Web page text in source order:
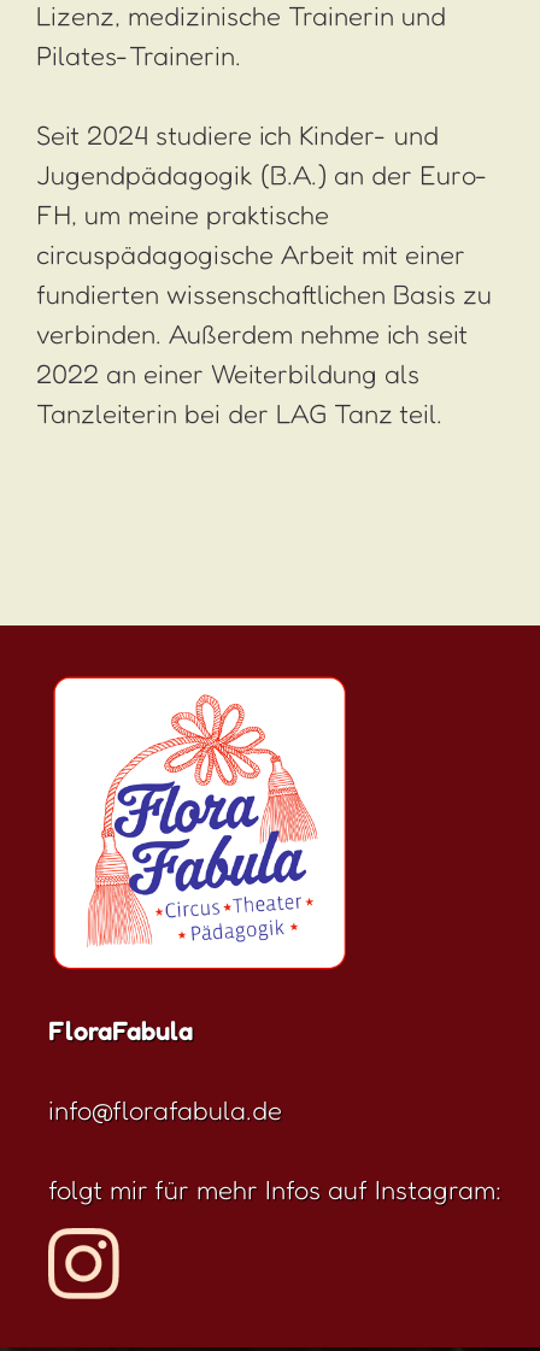
Lizenz, medizinische Trainerin und
Pilates-Trainerin.
Seit 2024 studiere ich Kinder- und
Jugendpädagogik (B.A.) an der Euro-
FH, um meine praktische
circuspädagogische Arbeit mit einer
fundierten wissenschaftlichen Basis zu
verbinden. Außerdem nehme ich seit
2022 an einer Weiterbildung als
Tanzleiterin bei der LAG Tanz teil.
FloraFabula
info@florafabula.de
folgt mir für mehr Infos auf Instagram: